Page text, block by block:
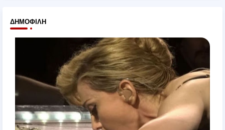
ΔΗΜΟΦΙΛΉ